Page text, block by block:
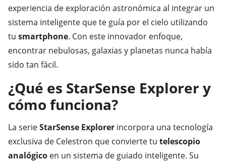
experiencia de exploración astronómica al integrar un
sistema inteligente que te guía por el cielo utilizando
tu smartphone. Con este innovador enfoque,
encontrar nebulosas, galaxias y planetas nunca había
sido tan fácil.
¿Qué es StarSense Explorer y
cómo funciona?
La serieStarSense Explorer incorpora una tecnología
exclusiva de Celestron que convierte tu telescopio
analógico en un sistema de guiado inteligente. Su